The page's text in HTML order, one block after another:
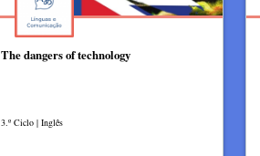
The dangers of technology
3.º Ciclo | Inglês